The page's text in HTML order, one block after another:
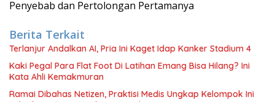
Penyebab dan Pertolongan Pertamanya
Berita Terkait
Terlanjur Andalkan AI, Pria Ini Kaget Idap Kanker Stadium 4
Kaki Pegal Para Flat Foot Di Latihan Emang Bisa Hilang? Ini
Kata Ahli Kemakmuran
Ramai Dibahas Netizen, Praktisi Medis Ungkap Kelompok Ini